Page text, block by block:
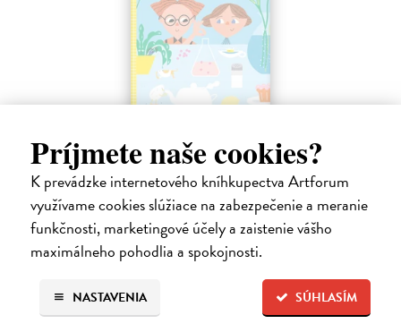
Príjmete naše cookies?
K prevádzke internetového kníhkupectva Artforum
využívame cookies slúžiace na zabezpečenie a meranie
funkčnosti, marketingové účely a zaistenie vášho
maximálneho pohodlia a spokojnosti.
SÚHLASÍM
NASTAVENIA
Profesor Tekvička a Števko v domácom
laboratóriu
Šušaníková Ivana| Kniha
Vedeli ste, že si doma môžete vyrobiť soľné šperky, vlastné jogurty,
recyklovaný papier aj dúhu? Vyskúšajte so svojimi deťmi tridsať
jednoduchých pokusov s bežnými predmetmi a materiálmi.
Na sklade ?
14,20 €
14,95 € ?